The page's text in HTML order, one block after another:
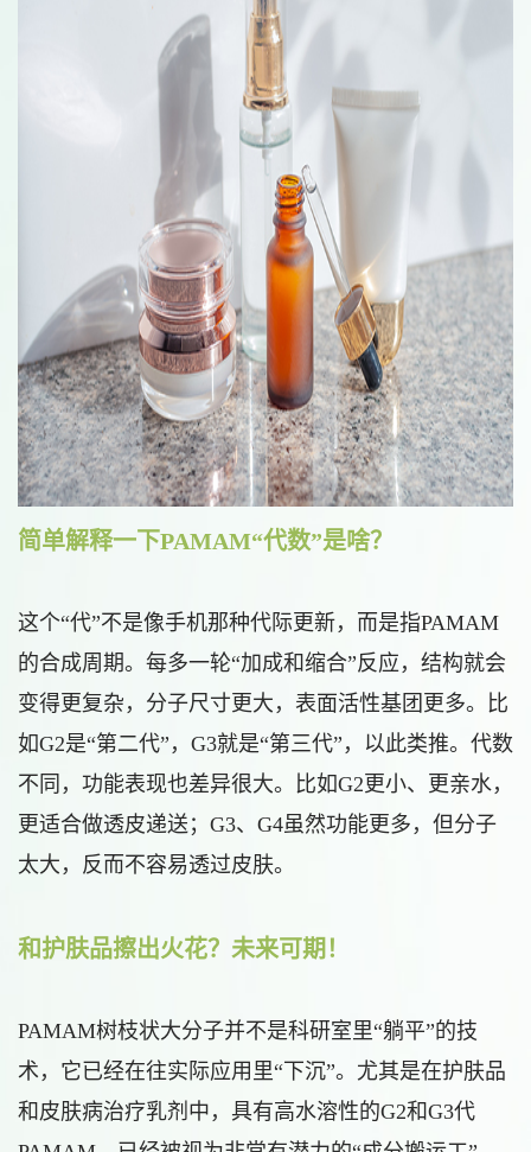
简单解释一下PAMAM“代数”是啥？
这个“代”不是像手机那种代际更新，而是指PAMAM
的合成周期。每多一轮“加成和缩合”反应，结构就会
变得更复杂，分子尺寸更大，表面活性基团更多。比
如G2是“第二代”，G3就是“第三代”，以此类推。代数
不同，功能表现也差异很大。比如G2更小、更亲水，
更适合做透皮递送；G3、G4虽然功能更多，但分子
太大，反而不容易透过皮肤。
和护肤品擦出火花？未来可期！
PAMAM树枝状大分子并不是科研室里“躺平”的技
术，它已经在往实际应用里“下沉”。尤其是在护肤品
和皮肤病治疗乳剂中，具有高水溶性的G2和G3代